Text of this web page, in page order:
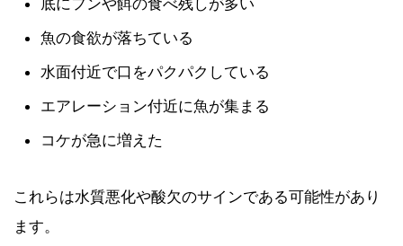
底にフンや餌の食べ残しが多い
魚の食欲が落ちている
水面付近で口をパクパクしている
エアレーション付近に魚が集まる
コケが急に増えた
これらは水質悪化や酸欠のサインである可能性があり
ます。